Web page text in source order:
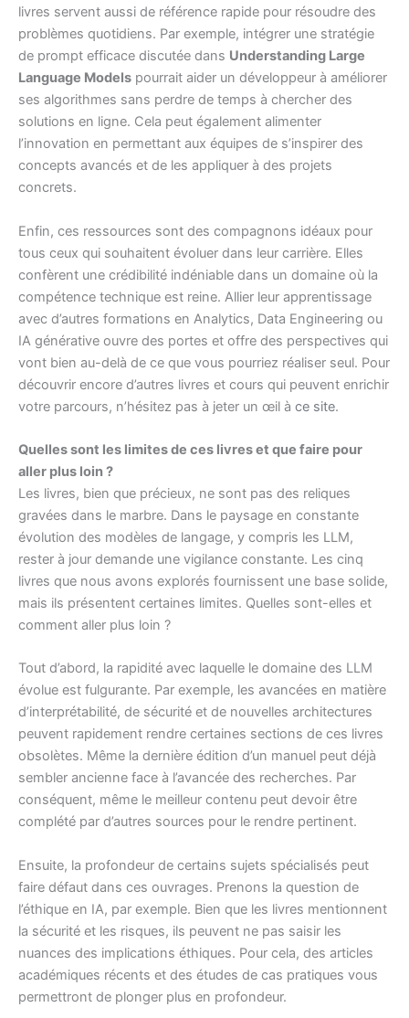
livres servent aussi de référence rapide pour résoudre des
problèmes quotidiens. Par exemple, intégrer une stratégie
de prompt efficace discutée dans Understanding Large
Language Models pourrait aider un développeur à améliorer
ses algorithmes sans perdre de temps à chercher des
solutions en ligne. Cela peut également alimenter
l’innovation en permettant aux équipes de s’inspirer des
concepts avancés et de les appliquer à des projets
concrets.
Enfin, ces ressources sont des compagnons idéaux pour
tous ceux qui souhaitent évoluer dans leur carrière. Elles
confèrent une crédibilité indéniable dans un domaine où la
compétence technique est reine. Allier leur apprentissage
avec d’autres formations en Analytics, Data Engineering ou
IA générative ouvre des portes et offre des perspectives qui
vont bien au-delà de ce que vous pourriez réaliser seul. Pour
découvrir encore d’autres livres et cours qui peuvent enrichir
votre parcours, n’hésitez pas à jeter un œil à ce site.
Quelles sont les limites de ces livres et que faire pour
aller plus loin ?
Les livres, bien que précieux, ne sont pas des reliques
gravées dans le marbre. Dans le paysage en constante
évolution des modèles de langage, y compris les LLM,
rester à jour demande une vigilance constante. Les cinq
livres que nous avons explorés fournissent une base solide,
mais ils présentent certaines limites. Quelles sont-elles et
comment aller plus loin ?
Tout d’abord, la rapidité avec laquelle le domaine des LLM
évolue est fulgurante. Par exemple, les avancées en matière
d’interprétabilité, de sécurité et de nouvelles architectures
peuvent rapidement rendre certaines sections de ces livres
obsolètes. Même la dernière édition d’un manuel peut déjà
sembler ancienne face à l’avancée des recherches. Par
conséquent, même le meilleur contenu peut devoir être
complété par d’autres sources pour le rendre pertinent.
Ensuite, la profondeur de certains sujets spécialisés peut
faire défaut dans ces ouvrages. Prenons la question de
l’éthique en IA, par exemple. Bien que les livres mentionnent
la sécurité et les risques, ils peuvent ne pas saisir les
nuances des implications éthiques. Pour cela, des articles
académiques récents et des études de cas pratiques vous
permettront de plonger plus en profondeur.